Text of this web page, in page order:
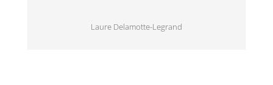
Laure Delamotte-Legrand